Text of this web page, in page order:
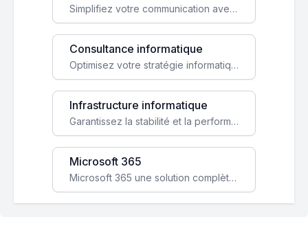
Simplifiez votre communication avec une solution VoIP flexible, économique et adaptée à vos besoins professionnels.
Consultance informatique
Optimisez votre stratégie informatique avec l'expertise de nos consultants pour améliorer votre efficacité et sécurité.
Infrastructure informatique
Garantissez la stabilité et la performance de votre entreprise avec une infrastructure IT sécurisée et évolutive.
Microsoft 365
Microsoft 365 une solution complète qui booste votre productivité, renforce la sécurité de vos données et facilite la collaboration.